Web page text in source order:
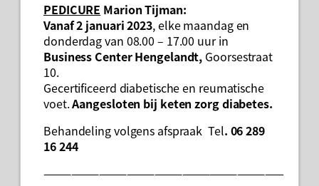
PEDICURE Marion Tijman:
Vanaf 2 januari 2023, elke maandag en
donderdag van 08.00 – 17.00 uur in
Business Center Hengelandt, Goorsestraat
10.
Gecertificeerd diabetische en reumatische
voet.Aangesloten bij keten zorg diabetes.
Behandeling volgens afspraak Tel. 06 289
16 244
——————————————————————————